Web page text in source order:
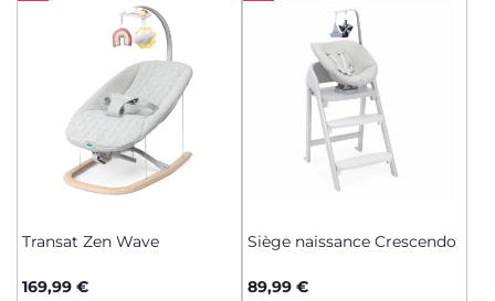
Transat Zen Wave
169,99 €
Siège naissance Crescendo
89,99 €